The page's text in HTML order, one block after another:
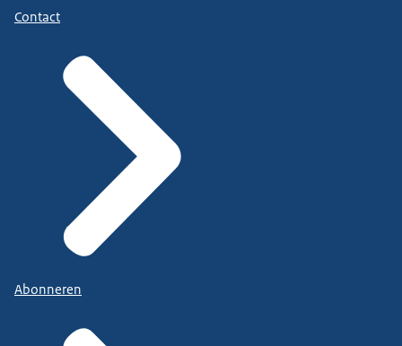
Contact
Abonneren